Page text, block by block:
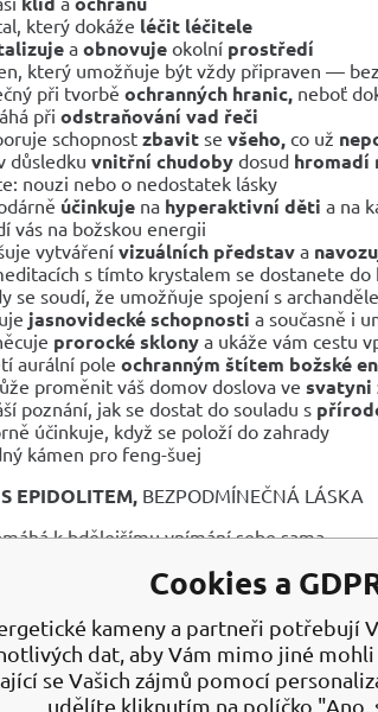
který dokáže léčit léčitele
a obnovuje okolní prostředí
který umožňuje být vždy připraven —
při tvorbě ochranných hranic, neboť
při odstraňování vad řeči
schopnost zbavit se všeho, co už
důsledku vnitřní chudoby dosud hromadí
nouzi nebo o nedostatek lásky
účinkuje na hyperaktivní děti a na
vás na božskou energii
vytvářenívizuálních představ a
s tímto krystalem se dostanete
se soudí, že umožňuje spojení s
jasnovidecké schopnosti a současně i
prorocké sklony a ukáže vám cestu
aurální pole ochranným štítem božské
proměnit váš domov doslova ve svatyni
poznání, jak se dostat do souladu s
účinkuje, když se položí do zahrady
kámen pro feng-šuej
EPIDOLITEM, BEZPODMÍNEČNÁ LÁSKA
k bdělejšímu vnímání sebe sama
zdraví těla, domova a vztahů
ÚČINKY
stimulovat imunitní systém,
Cookies a
kameny a partneři potřebují
dat, aby Vám mimo jiné
se Vašich zájmů pomocí
udělíte kliknutím na políčko "Ano,